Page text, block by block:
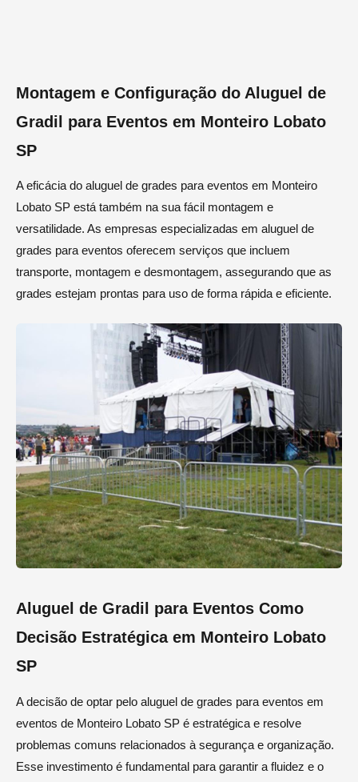
Montagem e Configuração do Aluguel de
Gradil para Eventos em Monteiro Lobato
SP
A eficácia do aluguel de grades para eventos em Monteiro
Lobato SP está também na sua fácil montagem e
versatilidade. As empresas especializadas em aluguel de
grades para eventos oferecem serviços que incluem
transporte, montagem e desmontagem, assegurando que as
grades estejam prontas para uso de forma rápida e eficiente.
Aluguel de Gradil para Eventos Como
Decisão Estratégica em Monteiro Lobato
SP
A decisão de optar pelo aluguel de grades para eventos em
eventos de Monteiro Lobato SP é estratégica e resolve
problemas comuns relacionados à segurança e organização.
Esse investimento é fundamental para garantir a fluidez e o